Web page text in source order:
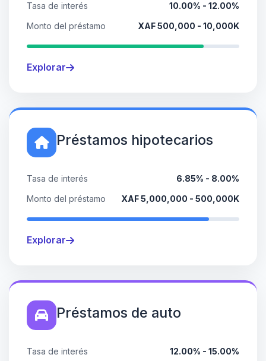
Tasa de interés
10.00% - 12.00%
Monto del préstamo
XAF 500,000 - 10,000K
Explorar
Préstamos hipotecarios
Tasa de interés
6.85% - 8.00%
Monto del préstamo
XAF 5,000,000 - 500,000K
Explorar
Préstamos de auto
Tasa de interés 12.00% - 15.00%